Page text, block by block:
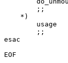
        ;;
    *)
        usage
        ;;
esac
EOF